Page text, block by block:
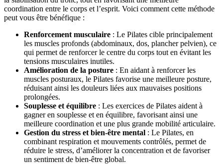
coordination entre le corps et l’esprit. Voici comment cette méthode
peut vous être bénéfique :
Renforcement musculaire : Le Pilates cible principalement
les muscles profonds (abdominaux, dos, plancher pelvien), ce
qui permet de renforcer le centre du corps tout en évitant les
tensions musculaires inutiles.
Amélioration de la posture : En aidant à renforcer les
muscles posturaux, le Pilates favorise une meilleure posture,
réduisant ainsi les douleurs liées aux mauvaises positions
prolongées.
Souplesse et équilibre : Les exercices de Pilates aident à
gagner en souplesse et en équilibre, favorisant ainsi une
meilleure coordination et une plus grande mobilité articulaire.
Gestion du stress et bien-être mental : Le Pilates, en
combinant respiration et mouvements contrôlés, permet de
réduire le stress, d’améliorer la concentration et de favoriser
un sentiment de bien-être global.